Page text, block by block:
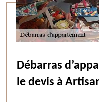
Débarras
le devis à